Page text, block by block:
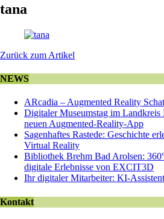
tana
Zurück zum Artikel
NEWS
ARcadia – Augmented Reality
Digitaler Museumstag im
neuen Augmented-Reality-App
Sagenhaftes Rastede: Geschichte
Virtual Reality
Bibliothek Brehm Bad Arolsen:
digitale Erlebnisse von EXCIT3D
Ihr digitaler Mitarbeiter: KI-
Kontakt